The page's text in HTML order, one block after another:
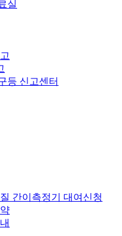
실
등 신고센터
간이측정기 대여신청